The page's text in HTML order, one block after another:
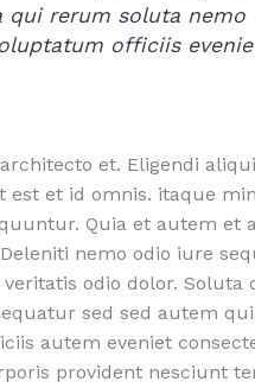
qui rerum soluta nemo
officiis
et. Eligendi
est et id omnis. itaque
Quia et autem et
nemo odio iure
odio dolor. Soluta
sed sed autem
autem eveniet
provident nesciunt